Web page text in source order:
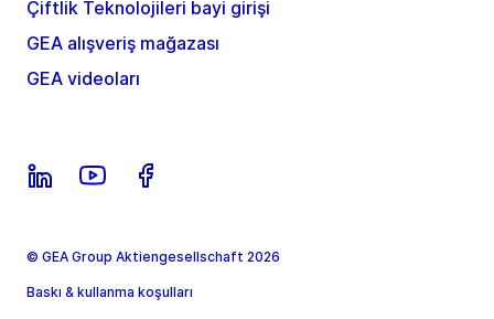
Çiftlik Teknolojileri bayi girişi
GEA alışveriş mağazası
GEA videoları
© GEA Group Aktiengesellschaft 2026
Baskı & kullanma koşulları